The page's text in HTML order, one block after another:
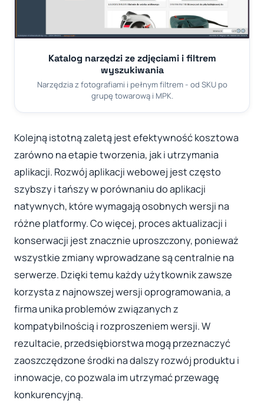
Katalog narzędzi ze zdjęciami i filtrem
wyszukiwania
Narzędzia z fotografiami i pełnym filtrem - od SKU po
grupę towarową i MPK.
Kolejną istotną zaletą jest efektywność kosztowa
zarówno na etapie tworzenia, jak i utrzymania
aplikacji. Rozwój aplikacji webowej jest często
szybszy i tańszy w porównaniu do aplikacji
natywnych, które wymagają osobnych wersji na
różne platformy. Co więcej, proces aktualizacji i
konserwacji jest znacznie uproszczony, ponieważ
wszystkie zmiany wprowadzane są centralnie na
serwerze. Dzięki temu każdy użytkownik zawsze
korzysta z najnowszej wersji oprogramowania, a
firma unika problemów związanych z
kompatybilnością i rozproszeniem wersji. W
rezultacie, przedsiębiorstwa mogą przeznaczyć
zaoszczędzone środki na dalszy rozwój produktu i
innowacje, co pozwala im utrzymać przewagę
konkurencyjną.